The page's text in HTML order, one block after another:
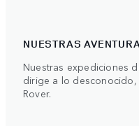
NUESTRAS
Nuestras expediciones
dirige a lo
Rover.